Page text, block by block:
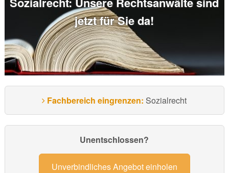
jetzt für Sie da!
Fachbereich eingrenzen: Sozialrecht
Unentschlossen?
Unverbindliches Angebot einholen